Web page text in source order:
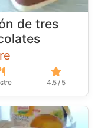
de tres
4.5 / 5